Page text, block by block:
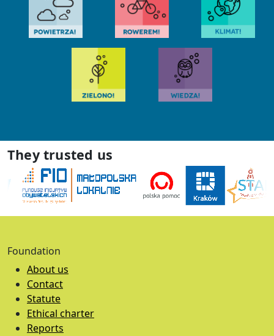
They trusted us
Foundation
About us
Contact
Statute
Ethical charter
Reports